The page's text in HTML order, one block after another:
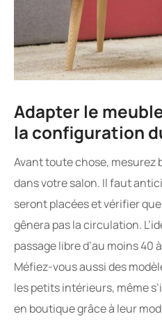
Adapter le
la configuration
Avant toute chose, mesurez
dans votre salon. Il faut
seront placées et vérifier
gênera pas la circulation.
passage libre d’au moins 40
Méfiez-vous aussi des
les petits intérieurs, même
en boutique grâce à leur